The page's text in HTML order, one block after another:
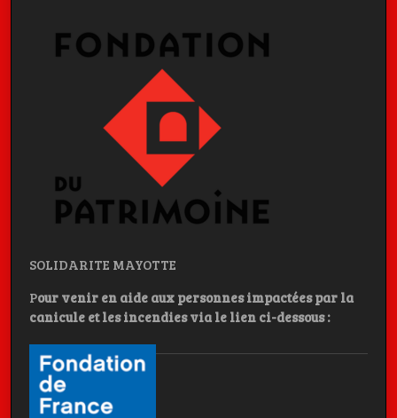
SOLIDARITE MAYOTTE
Pour venir en aide aux personnes impactées par la
canicule et les incendies via le lien ci-dessous :